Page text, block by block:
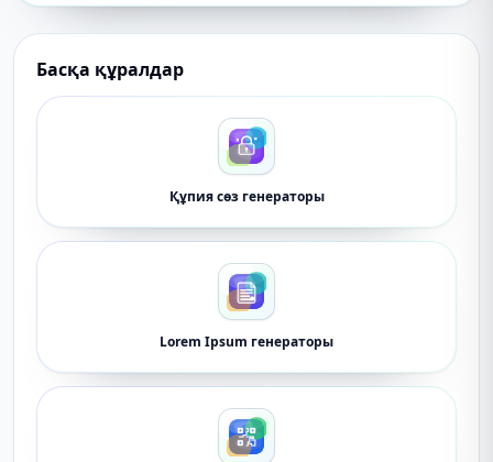
Басқа құралдар
Құпия сөз генераторы
Lorem Ipsum генераторы